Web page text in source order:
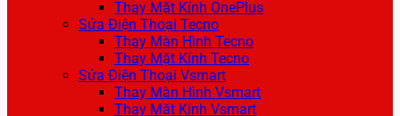
Thay Mặt Kính OnePlus
Sửa Điện Thoại Tecno
Thay Màn Hình Tecno
Thay Mặt Kính Tecno
Sửa Điện Thoại Vsmart
Thay Màn Hình Vsmart
Thay Mặt Kính Vsmart